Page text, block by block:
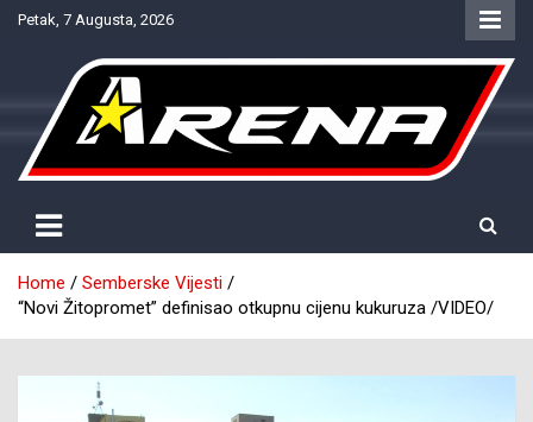
SkipPetak, 7 Augusta, 2026
NTV Arena
Home
Semberske Vijesti
“Novi Žitopromet” definisao otkupnu cijenu kukuruza /VIDEO/